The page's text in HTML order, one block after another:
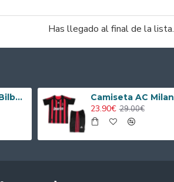
Has llegado al final de la lista.
Camiseta Athletic de Bilbao 2024/2025 Alternativo Niño Kit
23.90€ 29.00€